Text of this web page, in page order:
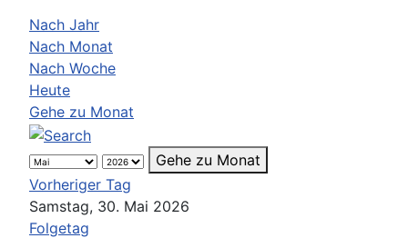
Nach Jahr
Nach Monat
Nach Woche
Heute
Gehe zu Monat
Gehe zu Monat
Vorheriger Tag
Samstag, 30. Mai 2026
Folgetag